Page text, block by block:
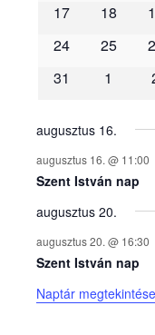
m
é
n
y
e
k
n
a
17
18
24
25
31
1
augusztus 16.
augusztus 16. @ 11:00
Szent István nap
augusztus 20.
augusztus 20. @ 16:30
Szent István nap
Naptár megtekintése